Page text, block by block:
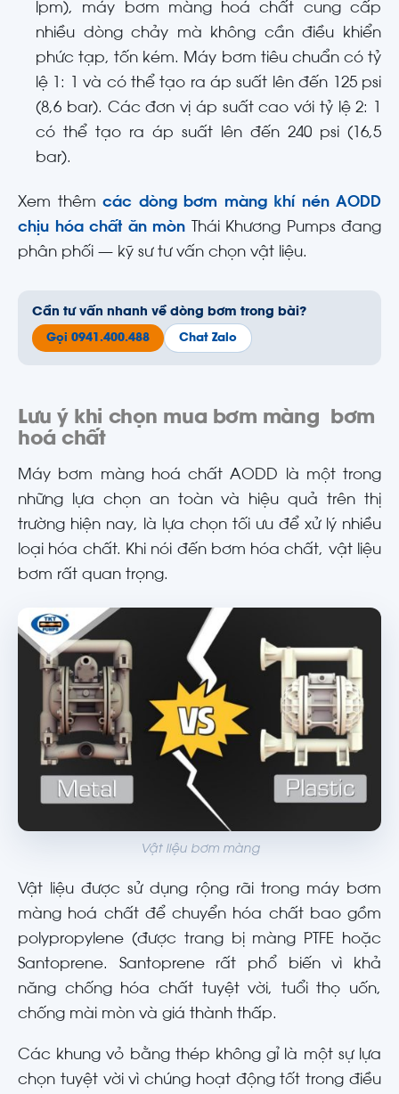
lpm), máy bơm màng hoá chất cung cấp
nhiều dòng chảy mà không cần điều khiển
phức tạp, tốn kém. Máy bơm tiêu chuẩn có tỷ
lệ 1: 1 và có thể tạo ra áp suất lên đến 125 psi
(8,6 bar). Các đơn vị áp suất cao với tỷ lệ 2: 1
có thể tạo ra áp suất lên đến 240 psi (16,5
bar).
Xem thêm các dòng bơm màng khí nén AODD
chịu hóa chất ăn mòn Thái Khương Pumps đang
phân phối — kỹ sư tư vấn chọn vật liệu.
Cần tư vấn nhanh về dòng bơm trong bài?
Gọi 0941.400.488 Chat Zalo
Lưu ý khi chọn mua bơm màng bơm
hoá chất
Máy bơm màng hoá chất AODD là một trong
những lựa chọn an toàn và hiệu quả trên thị
trường hiện nay, là lựa chọn tối ưu để xử lý nhiều
loại hóa chất. Khi nói đến bơm hóa chất, vật liệu
bơm rất quan trọng.
Vật liệu bơm màng
Vật liệu được sử dụng rộng rãi trong máy bơm
màng hoá chất để chuyển hóa chất bao gồm
polypropylene (được trang bị màng PTFE hoặc
Santoprene. Santoprene rất phổ biến vì khả
năng chống hóa chất tuyệt vời, tuổi thọ uốn,
chống mài mòn và giá thành thấp.
Các khung vỏ bằng thép không gỉ là một sự lựa
chọn tuyệt vời vì chúng hoạt động tốt trong điều